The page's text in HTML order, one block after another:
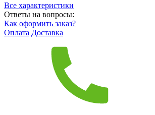
Все характеристики
Ответы на вопросы:
Как оформить заказ?
Оплата Доставка